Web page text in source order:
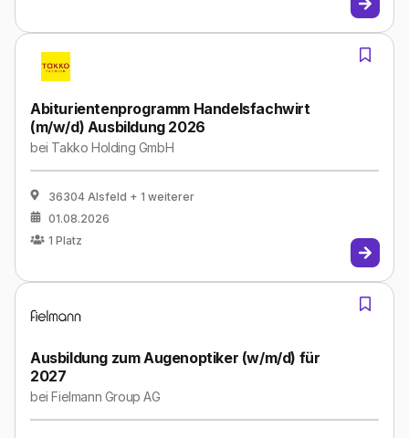
Abiturientenprogramm Handelsfachwirt
(m/w/d) Ausbildung 2026
bei Takko Holding GmbH
36304 Alsfeld + 1 weiterer
01.08.2026
1 Platz
Ausbildung zum Augenoptiker (w/m/d) für
2027
beiFielmann Group AG